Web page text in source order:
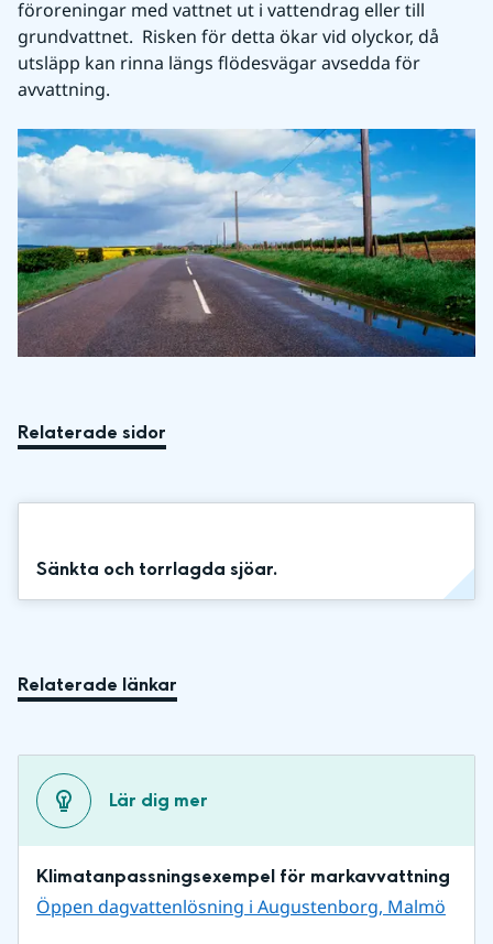
föroreningar med vattnet ut i vattendrag eller till
grundvattnet.  Risken för detta ökar vid olyckor, då
utsläpp kan rinna längs flödesvägar avsedda för
avvattning.
Relaterade sidor
Sänkta och torrlagda sjöar.
Relaterade länkar
Lär dig mer
Klimatanpassningsexempel för markavvattning
Öppen dagvattenlösning i Augustenborg, Malmö